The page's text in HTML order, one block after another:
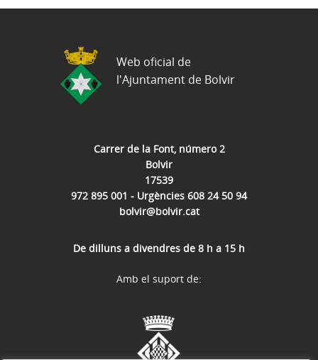
Carrer de la Font, número 2
Bolvir
17539
972 895 001 - Urgències 608 24 50 94
bolvir@bolvir.cat
De dilluns a divendres de 8 h a 15 h
Web oficial de
l'Ajuntament de Bolvir
Amb el suport de: